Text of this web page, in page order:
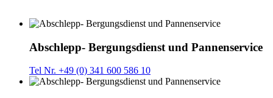
Abschlepp- Bergungsdienst und Pannenservice
Tel Nr. +49 (0) 341 600 586 10